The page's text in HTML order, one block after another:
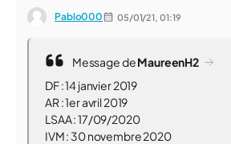
Pablo000 05/01/21, 01:19
Message deMaureenH2
DF : 14 janvier 2019
AR : 1er avril 2019
LSAA : 17/09/2020
IVM : 30 novembre 2020